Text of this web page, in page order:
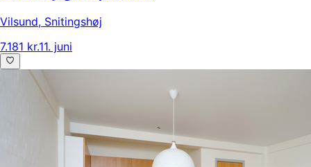
Vilsund, Snitingshøj
7.181 kr.11. juni